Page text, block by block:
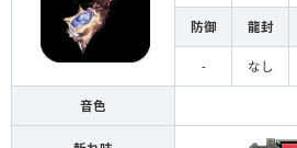
防御 龍封
- なし
音色